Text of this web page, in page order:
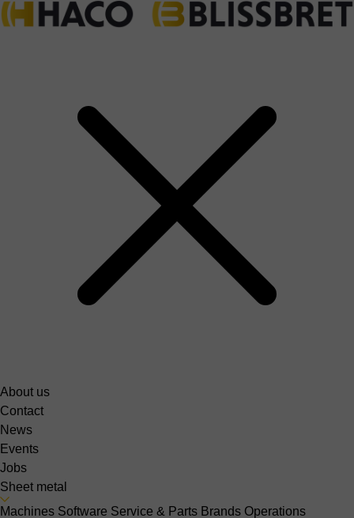
About us
Contact
News
Events
Jobs
Sheet metal
Machines Software Service & Parts Brands Operations